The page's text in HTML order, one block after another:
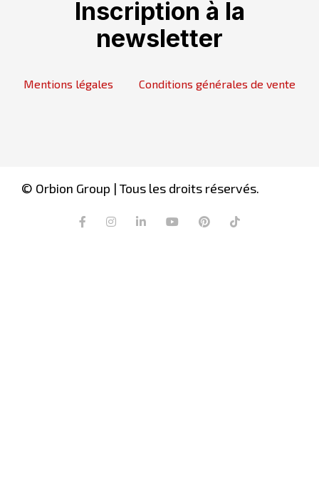
Inscription à la
newsletter
Mentions légales Conditions générales de vente
© Orbion Group | Tous les droits réservés.